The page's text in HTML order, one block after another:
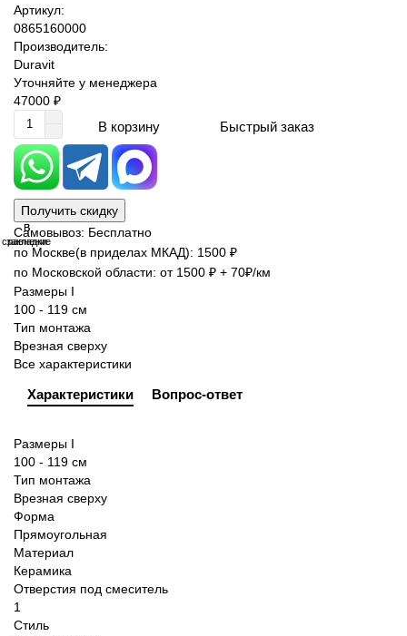
Артикул:
0865160000
Производитель:
Duravit
Уточняйте у менеджера
47000 ₽
В корзину Быстрый заказ
Получить скидку
В
закладки
В
сравнение
Самовывоз: Бесплатно
по Москве(в приделах МКАД): 1500 ₽
по Московской области: от 1500 ₽ + 70₽/км
Размеры I
100 - 119 см
Тип монтажа
Врезная сверху
Все характеристики
Характеристики Вопрос-ответ
Размеры I
100 - 119 см
Тип монтажа
Врезная сверху
Форма
Прямоугольная
Материал
Керамика
Отверстия под смеситель
1
Стиль